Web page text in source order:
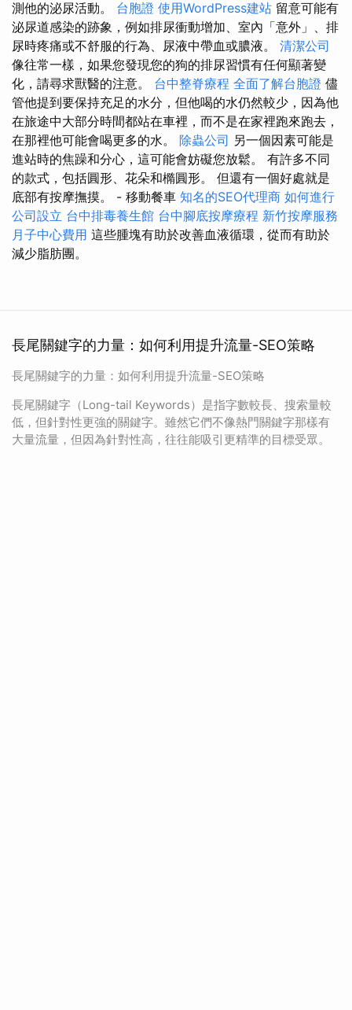
測他的泌尿活動。 台胞證 使用WordPress建站 留意可能有
泌尿道感染的跡象，例如排尿衝動增加、室內「意外」、排
尿時疼痛或不舒服的行為、尿液中帶血或膿液。 清潔公司
像往常一樣，如果您發現您的狗的排尿習慣有任何顯著變
化，請尋求獸醫的注意。 台中整脊療程 全面了解台胞證 儘
管他提到要保持充足的水分，但他喝的水仍然較少，因為他
在旅途中大部分時間都站在車裡，而不是在家裡跑來跑去，
在那裡他可能會喝更多的水。 除蟲公司 另一個因素可能是
進站時的焦躁和分心，這可能會妨礙您放鬆。 有許多不同
的款式，包括圓形、花朵和橢圓形。 但還有一個好處就是
底部有按摩撫摸。 - 移動餐車 知名的SEO代理商 如何進行
公司設立 台中排毒養生館 台中腳底按摩療程 新竹按摩服務
月子中心費用 這些腫塊有助於改善血液循環，從而有助於
減少脂肪團。
長尾關鍵字的力量：如何利用提升流量-SEO策略
長尾關鍵字的力量：如何利用提升流量-SEO策略
長尾關鍵字（Long-tail Keywords）是指字數較長、搜索量較
低，但針對性更強的關鍵字。雖然它們不像熱門關鍵字那樣有
大量流量，但因為針對性高，往往能吸引更精準的目標受眾。